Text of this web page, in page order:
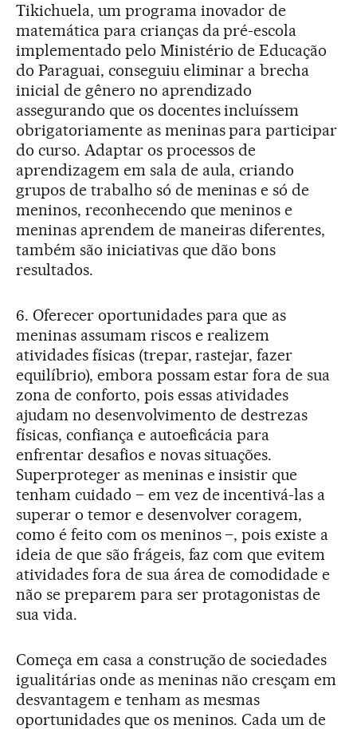
Tikichuela, um programa inovador de
matemática para crianças da pré-escola
implementado pelo Ministério de Educação
do Paraguai, conseguiu eliminar a brecha
inicial de gênero no aprendizado
assegurando que os docentes incluíssem
obrigatoriamente as meninas para participar
do curso. Adaptar os processos de
aprendizagem em sala de aula, criando
grupos de trabalho só de meninas e só de
meninos, reconhecendo que meninos e
meninas aprendem de maneiras diferentes,
também são iniciativas que dão bons
resultados.
6. Oferecer oportunidades para que as
meninas assumam riscos e realizem
atividades físicas (trepar, rastejar, fazer
equilíbrio), embora possam estar fora de sua
zona de conforto, pois essas atividades
ajudam no desenvolvimento de destrezas
físicas, confiança e autoeficácia para
enfrentar desafios e novas situações.
Superproteger as meninas e insistir que
tenham cuidado – em vez de incentivá-las a
superar o temor e desenvolver coragem,
como é feito com os meninos –, pois existe a
ideia de que são frágeis, faz com que evitem
atividades fora de sua área de comodidade e
não se preparem para ser protagonistas de
sua vida.
Começa em casa a construção de sociedades
igualitárias onde as meninas não cresçam em
desvantagem e tenham as mesmas
oportunidades que os meninos. Cada um de